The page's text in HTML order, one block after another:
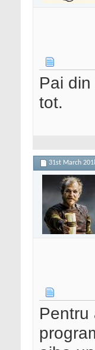
Pai
tot.
31st March
Pentru